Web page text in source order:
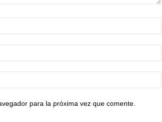
para la próxima vez que comente.